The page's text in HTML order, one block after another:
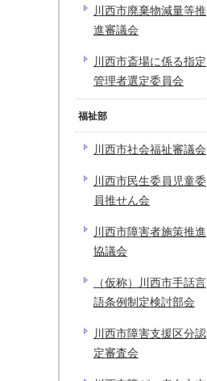
川西市廃棄物減量等推
進審議会
川西市斎場に係る指定
管理者選定委員会
福祉部
川西市社会福祉審議会
川西市民生委員児童委
員推せん会
川西市障害者施策推進
協議会
（仮称）川西市手話言
語条例制定検討部会
川西市障害支援区分認
定審査会